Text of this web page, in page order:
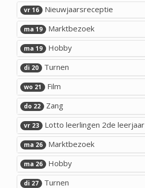
vr 16 Nieuwjaarsreceptie
ma 19 Marktbezoek
ma 19 Hobby
di 20 Turnen
wo 21 Film
do 22 Zang
vr 23 Lotto leerlingen 2de leerjaar
ma 26 Marktbezoek
ma 26 Hobby
di 27 Turnen